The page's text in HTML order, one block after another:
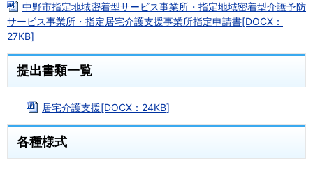
中野市指定地域密着型サービス事業所・指定地域密着型介護予防
サービス事業所・指定居宅介護支援事業所指定申請書[DOCX：
27KB]
提出書類一覧
居宅介護支援[DOCX：24KB]
各種様式